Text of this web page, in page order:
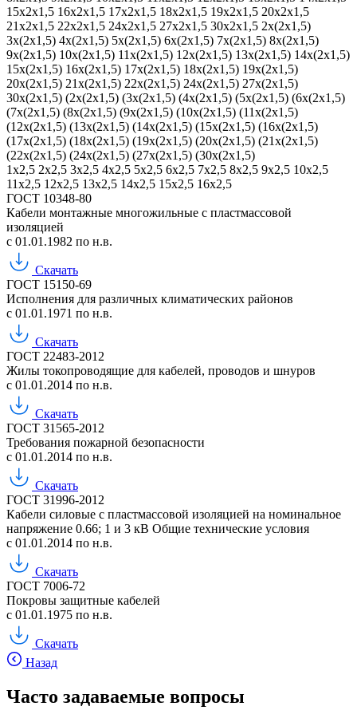
15х2х1,5 16х2х1,5 17х2х1,5 18х2х1,5 19х2х1,5 20х2х1,5
21х2х1,5 22х2х1,5 24х2х1,5 27х2х1,5 30х2х1,5 2х(2х1,5)
3х(2х1,5) 4х(2х1,5) 5х(2х1,5) 6х(2х1,5) 7х(2х1,5) 8х(2х1,5)
9х(2х1,5) 10х(2х1,5) 11х(2х1,5) 12х(2х1,5) 13х(2х1,5) 14х(2х1,5)
15х(2х1,5) 16х(2х1,5) 17х(2х1,5) 18х(2х1,5) 19х(2х1,5)
20х(2х1,5) 21х(2х1,5) 22х(2х1,5) 24х(2х1,5) 27х(2х1,5)
30х(2х1,5) (2х(2х1,5) (3х(2х1,5) (4х(2х1,5) (5х(2х1,5) (6х(2х1,5)
(7х(2х1,5) (8х(2х1,5) (9х(2х1,5) (10х(2х1,5) (11х(2х1,5)
(12х(2х1,5) (13х(2х1,5) (14х(2х1,5) (15х(2х1,5) (16х(2х1,5)
(17х(2х1,5) (18х(2х1,5) (19х(2х1,5) (20х(2х1,5) (21х(2х1,5)
(22х(2х1,5) (24х(2х1,5) (27х(2х1,5) (30х(2х1,5)
1х2,5 2х2,5 3х2,5 4х2,5 5х2,5 6х2,5 7х2,5 8х2,5 9х2,5 10х2,5
11х2,5 12х2,5 13х2,5 14х2,5 15х2,5 16х2,5
ГОСТ 10348-80
Кабели монтажные многожильные с пластмассовой
изоляцией
с 01.01.1982 по н.в.
Скачать
ГОСТ 15150-69
Исполнения для различных климатических районов
с 01.01.1971 по н.в.
Скачать
ГОСТ 22483-2012
Жилы токопроводящие для кабелей, проводов и шнуров
с 01.01.2014 по н.в.
Скачать
ГОСТ 31565-2012
Требования пожарной безопасности
с 01.01.2014 по н.в.
Скачать
ГОСТ 31996-2012
Кабели силовые с пластмассовой изоляцией на номинальное
напряжение 0.66; 1 и 3 кВ Общие технические условия
с 01.01.2014 по н.в.
Скачать
ГОСТ 7006-72
Покровы защитные кабелей
с 01.01.1975 по н.в.
Скачать
Назад
Часто задаваемые вопросы